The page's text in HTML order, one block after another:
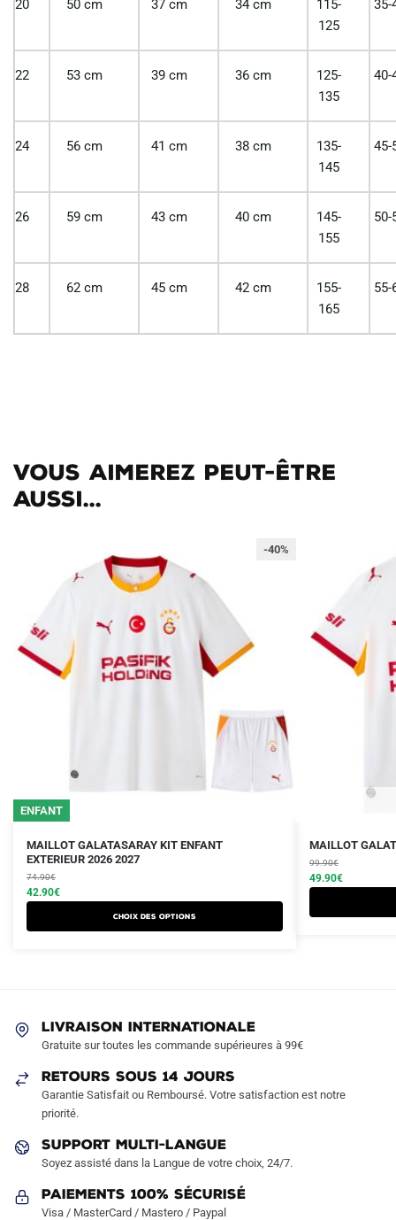
20 50 cm 37 cm 34 cm
115-
125
35-
22 53 cm 39 cm 36 cm
125-
135
40-
24 56 cm 41 cm 38 cm
135-
145
45-
26 59 cm 43 cm 40 cm
145-
155
50-
28 62 cm 45 cm 42 cm
155-
165
55-
Vous aimerez peut-être
aussi...
-40%
25/26
ENFANT
MAILLOT GALATASARAY KIT ENFANT
EXTERIEUR 2026 2027
74.90€
Le
prix
initial
était :
42.90€
Le
prix
actuel
est :
Choix des options
Ce
produit
a
plusieurs
variations.
choisies
la
page
produit
MAILLOT
99.90€
Le
prix
initial
était :
49.90€
Le
prix
actuel
est :
Ce
produit
a
page
LIVRAISON INTERNATIONALE
Gratuite sur toutes les commande supérieures à 99€
RETOURS SOUS 14 JOURS
Garantie Satisfait ou Remboursé. Votre satisfaction est notre
priorité.
SUPPORT MULTI-LANGUE
Soyez assisté dans la Langue de votre choix, 24/7.
Paiements 100% Sécurisé
Visa / MasterCard / Mastero / Paypal